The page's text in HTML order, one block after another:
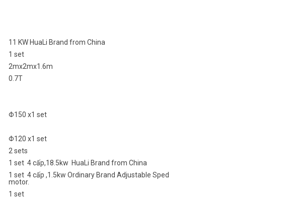
11 KW HuaLi Brand from China
1 set
2mx2mx1.6m
0.7T
Φ150 x1 set
Φ120 x1 set
2 sets
1 set 4 cấp,18.5kw HuaLi Brand from China
1 set 4 cấp ,1.5kw Ordinary Brand Adjustable Sped
motor.
1 set